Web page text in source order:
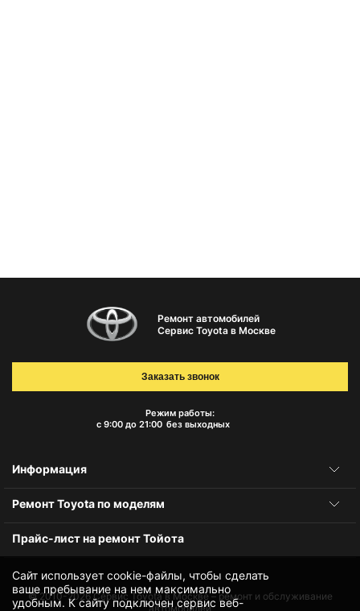
Сайт использует cookie-файлы, чтобы сделать
ваше пребывание на нем максимально
удобным. К cайту подключен сервис веб-
Ремонт автомобилей
Сервис Toyota в Москве
Режим работы:
с 9:00 до 21:00 без выходных
Заказать звонок
Информация
Ремонт Toyota по моделям
Прайс-лист на ремонт Тойота
© 2010-2026Сервис Toyota в Москве – ремонт и обслуживание
автомобилей